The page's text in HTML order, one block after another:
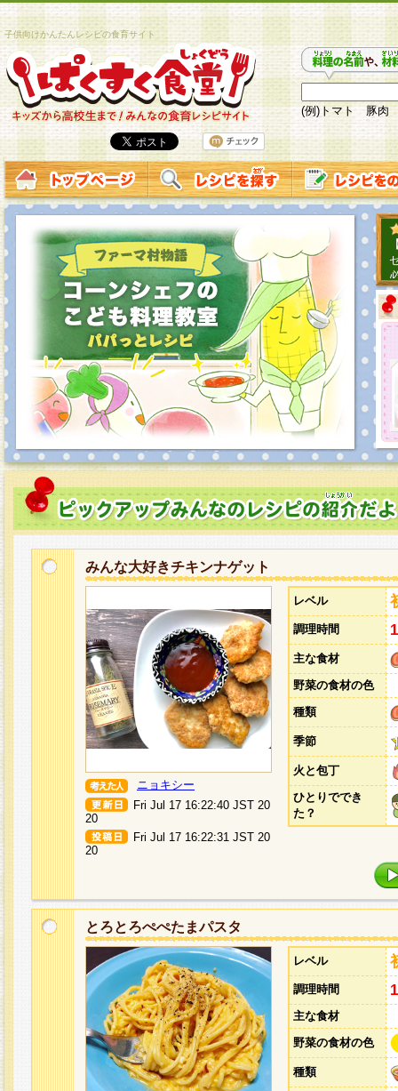
子供向けかんたんレシピの食育サイト
(例)トマト 豚肉
みんな大好きチキンナゲット
ニョキシー
Fri Jul 17 16:22:40 JST 20
20
Fri Jul 17 16:22:31 JST 20
20
レベル
調理時間
主な食材
野菜の食材の色
種類
季節
火と包丁
ひとりででき
た？
とろとろぺぺたまパスタ
レベル
調理時間
主な食材
野菜の食材の色
種類